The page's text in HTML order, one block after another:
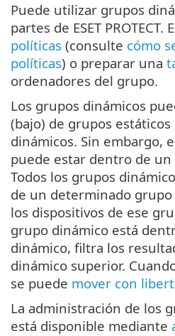
Puede utilizar grupos
partes de ESET PROTECT.
políticas (consulte cómo
políticas) o preparar una
ordenadores del grupo.
Los grupos dinámicos
(bajo) de grupos
dinámicos. Sin embargo,
puede estar dentro de
Todos los grupos
de un determinado
los dispositivos de ese
grupo dinámico está
dinámico, filtra los
dinámico superior.
se puede mover con
La administración de los
está disponible mediante